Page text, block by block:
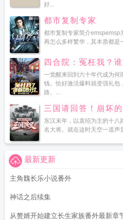
好...
都市复制专家
都市复制专家简介emspemsp
再怎么多样繁华，其本质都是
四合院：冤枉我？
一觉醒来回到六十年代成为何
钱。恰好激活爆料就变强礼包
路。...
三国请回答！崩坏
东汉末年，以袁绍为主的十
名大将。就在这时天空一道声
最新更新
主角魏长乐小说番外
神话之后续集
从赘婿开始建立长生家族番外最新章